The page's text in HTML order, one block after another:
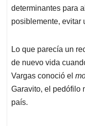
determinantes para
posiblemente, evitar
Lo que parecía un
de nuevo vida
Vargas conoció el
Garavito, el pedófilo
país.